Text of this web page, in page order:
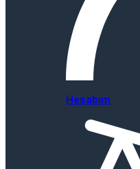
Hesabım